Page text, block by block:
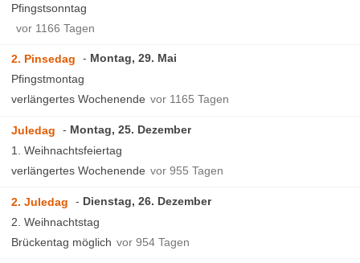
Pfingstsonntag
vor 1166 Tagen
2. Pinsedag
Montag, 29. Mai
Pfingstmontag
verlängertes Wochenende vor 1165 Tagen
Juledag
Montag, 25. Dezember
1. Weihnachtsfeiertag
verlängertes Wochenende vor 955 Tagen
2. Juledag
Dienstag, 26. Dezember
2. Weihnachtstag
Brückentag möglich vor 954 Tagen